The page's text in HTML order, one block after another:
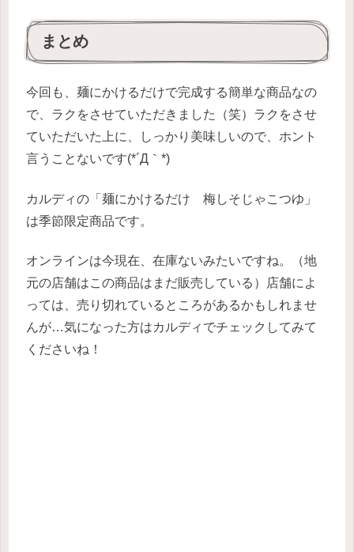
まとめ
今回も、麺にかけるだけで完成する簡単な商品なの
で、ラクをさせていただきました（笑）ラクをさせ
ていただいた上に、しっかり美味しいので、ホント
言うことないです(*´Д｀*)
カルディの「麺にかけるだけ 梅しそじゃこつゆ」
は季節限定商品です。
オンラインは今現在、在庫ないみたいですね。（地
元の店舗はこの商品はまだ販売している）店舗によ
っては、売り切れているところがあるかもしれませ
んが…気になった方はカルディでチェックしてみて
くださいね！